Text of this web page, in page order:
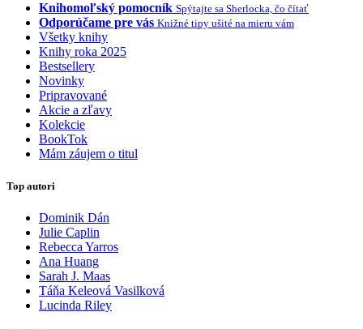
Knihomoľský pomocník Spýtajte sa Sherlocka, čo čítať
Odporúčame pre vás Knižné tipy ušité na mieru vám
Všetky knihy
Knihy roka 2025
Bestsellery
Novinky
Pripravované
Akcie a zľavy
Kolekcie
BookTok
Mám záujem o titul
Top autori
Dominik Dán
Julie Caplin
Rebecca Yarros
Ana Huang
Sarah J. Maas
Táňa Keleová Vasilková
Lucinda Riley